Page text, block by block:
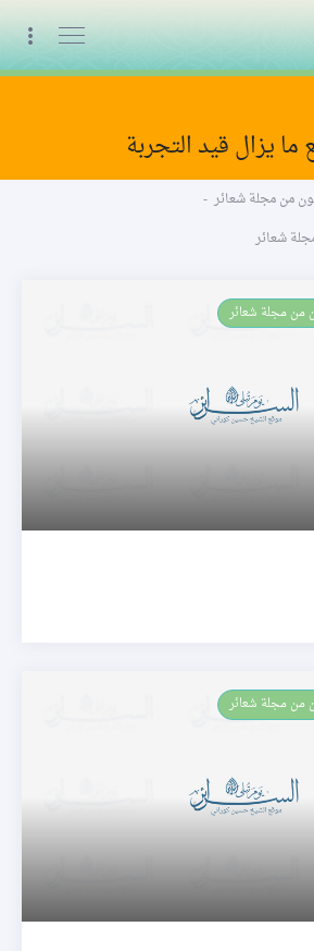
البث المباشر
ما يزال قيد التجربة
من مجلة شعائر -
شعائر